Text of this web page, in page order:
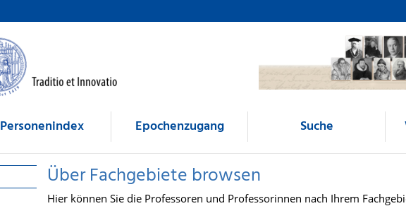
Personenindex Epochenzugang Suche
Über Fachgebiete browsen
Hier können Sie die Professoren und Professorinnen nach Ihrem